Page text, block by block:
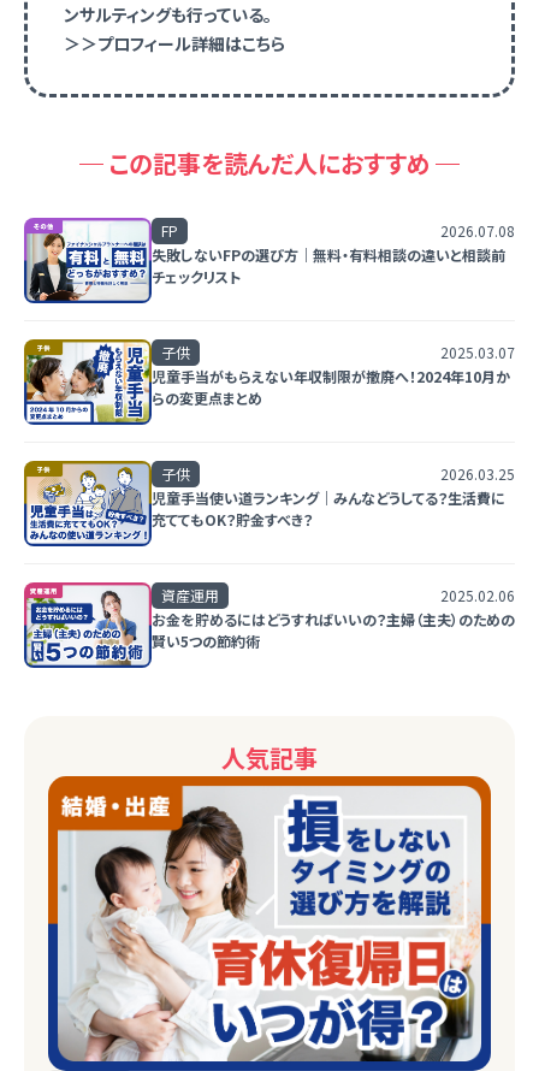
ンサルティングも行っている。
＞＞プロフィール詳細はこちら
この記事を読んだ人におすすめ
FP
2026.07.08
失敗しないFPの選び方｜無料・有料相談の違いと相談前
チェックリスト
子供
2025.03.07
児童手当がもらえない年収制限が撤廃へ！2024年10月か
らの変更点まとめ
子供
2026.03.25
児童手当使い道ランキング｜みんなどうしてる？生活費に
充ててもOK？貯金すべき？
資産運用
2025.02.06
お金を貯めるにはどうすればいいの？主婦（主夫）のための
賢い5つの節約術
人気記事